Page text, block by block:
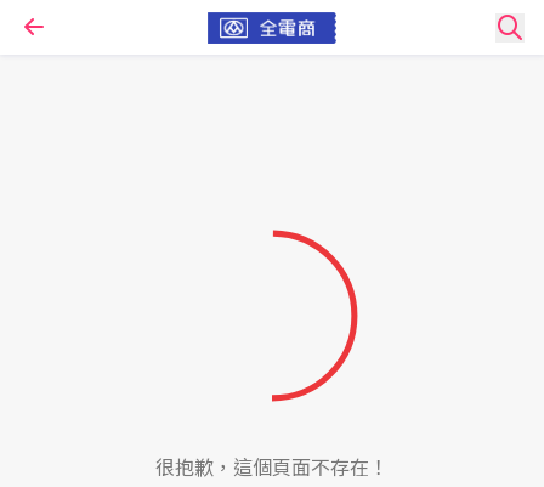
很抱歉，這個頁面不存在！